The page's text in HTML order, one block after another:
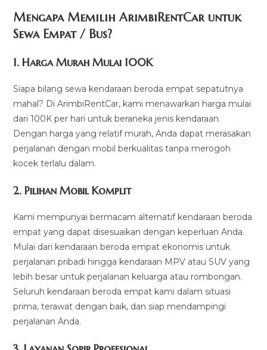
Mengapa Memilih ArimbiRentCar untuk
Sewa Empat / Bus?
1.Harga Murah Mulai 100K
Siapa bilang sewa kendaraan beroda empat sepatutnya
mahal? Di ArimbiRentCar, kami menawarkan harga mulai
dari 100K per hari untuk beraneka jenis kendaraan.
Dengan harga yang relatif murah, Anda dapat merasakan
perjalanan dengan mobil berkualitas tanpa merogoh
kocek terlalu dalam.
2. Pilihan Mobil Komplit
Kami mempunyai bermacam alternatif kendaraan beroda
empat yang dapat disesuaikan dengan keperluan Anda.
Mulai dari kendaraan beroda empat ekonomis untuk
perjalanan pribadi hingga kendaraan MPV atau SUV yang
lebih besar untuk perjalanan keluarga atau rombongan.
Seluruh kendaraan beroda empat kami dalam situasi
prima, terawat dengan baik, dan siap mendampingi
perjalanan Anda.